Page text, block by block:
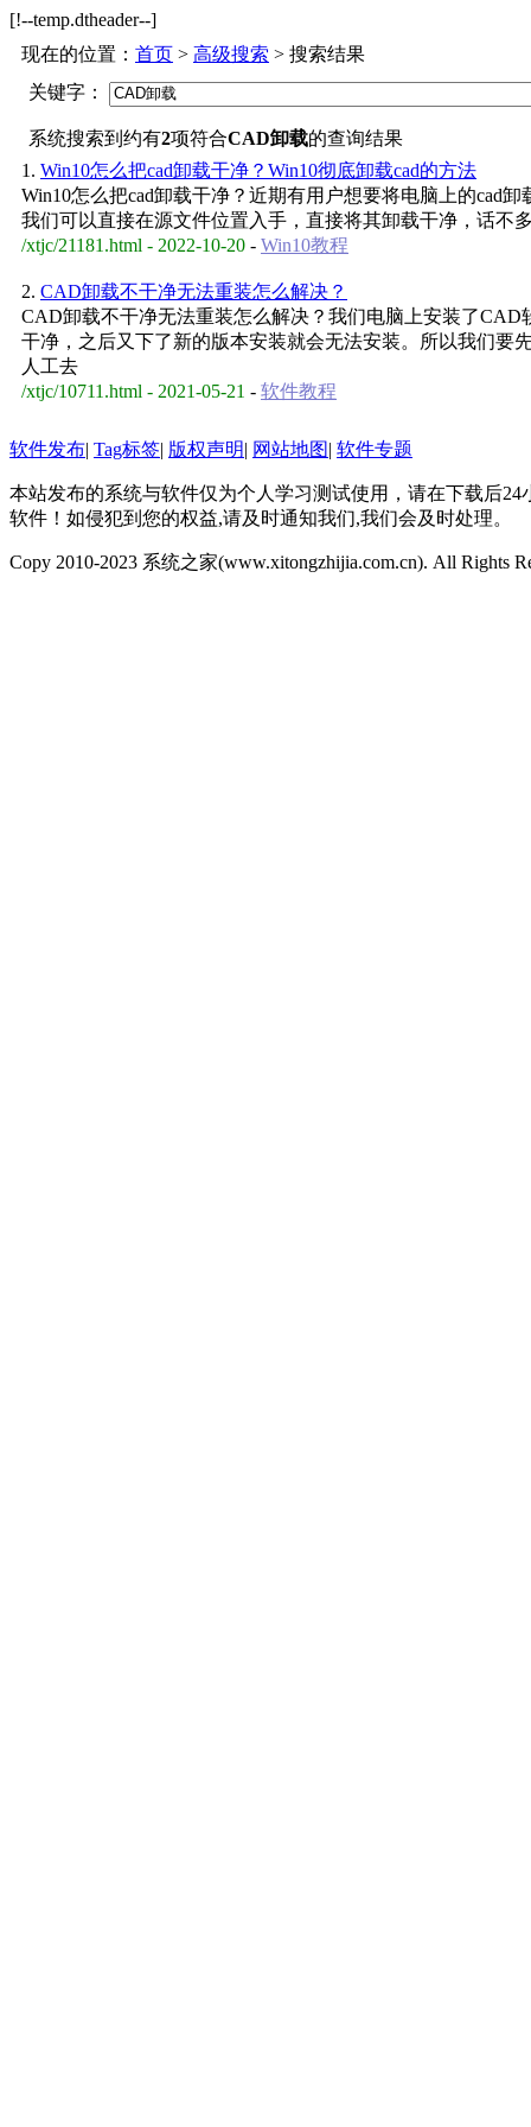
[!--temp.dtheader--]
现在的位置： 首页 > 高级搜索 > 搜索结果
关键字：
系统搜索到约有2项符合CAD卸载的查询结果
1. Win10怎么把cad卸载干净？Win10彻底卸载cad的方法
Win10怎么把cad卸载干净？近期有用户想要将电脑上的cad
我们可以直接在源文件位置入手，直接将其卸载干净，话不
/xtjc/21181.html - 2022-10-20 - Win10教程
2. CAD卸载不干净无法重装怎么解决？
CAD卸载不干净无法重装怎么解决？我们电脑上安装了
干净，之后又下了新的版本安装就会无法安装。所以我们要
人工去
/xtjc/10711.html - 2021-05-21 - 软件教程
软件发布| Tag标签| 版权声明| 网站地图| 软件专题
本站发布的系统与软件仅为个人学习测试使用，请在下载后
软件！如侵犯到您的权益,请及时通知我们,我们会及时处理。
Copy 2010-2023 系统之家(www.xitongzhijia.com.cn). All Rights